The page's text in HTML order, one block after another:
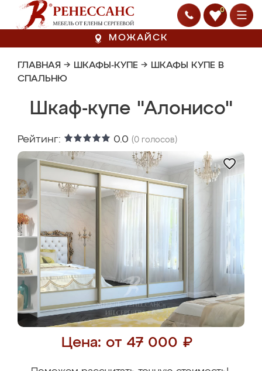
0
МОЖАЙСК
ГЛАВНАЯ → ШКАФЫ-КУПЕ → ШКАФЫ КУПЕ В
СПАЛЬНЮ
Шкаф-купе "Алонисо"
Рейтинг: 0.0 (0 голосов)
Цена: от 47 000 ₽